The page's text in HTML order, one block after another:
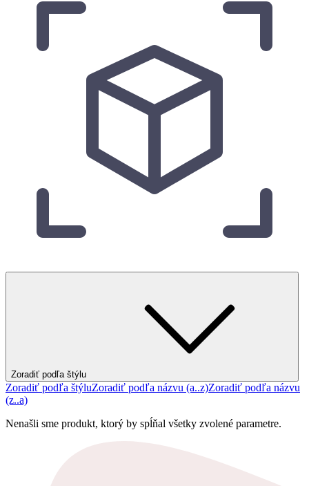
Zoradiť podľa štýlu
Zoradiť podľa štýluZoradiť podľa názvu (a..z)Zoradiť podľa názvu
(z..a)
Nenašli sme produkt, ktorý by spĺňal všetky zvolené parametre.